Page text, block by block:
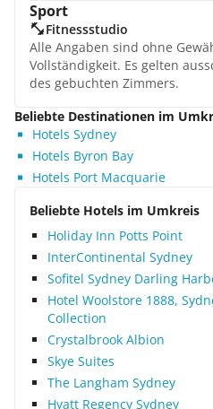
Sport
Fitnessstudio
Alle Angaben sind ohne
Vollständigkeit. Es gelten
des gebuchten Zimmers.
Beliebte Destinationen im
Hotels Sydney
Hotels Byron Bay
Hotels Port Macquarie
Beliebte Hotels im Umkreis
Holiday Inn Potts Point
InterContinental Sydney
Sofitel Sydney Darling
Hotel Woolstore 1888,
Collection
Crystalbrook Albion
Skye Suites
The Langham Sydney
Hyatt Regency Sydney